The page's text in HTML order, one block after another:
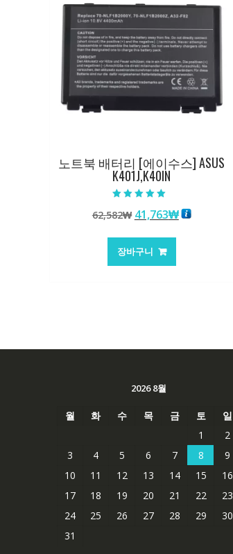
노트북 배터리 [에이수스] ASUS
K401J,K40IN
5.00
로 평가됨
62,582₩ 원
가
격:
41,763₩현
장바구니
2026 8월
월 화 수 목 금 토
일
1
2
3
4 5 6 7 8
9
10
11 12 13 14 15
16
17
18 19 20 21 22
23
24
25 26 27 28 29
30
31